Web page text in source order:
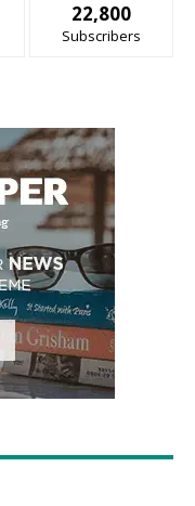
22,800
Subscribers